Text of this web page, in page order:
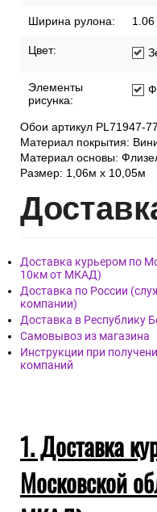
Ширина рулона:
Цвет:
Элементы
рисунка:
Обои артикул PL71947-
Материал покрытия:
Материал основы:
Размер: 1,06м х 10,05м
Дост
Доставка курьером по
10км от МКАД)
Доставка по России
компании)
Доставка в Республику
Самовывоз из магазина
Инструкции при
компаний
1. Доставка
Московской